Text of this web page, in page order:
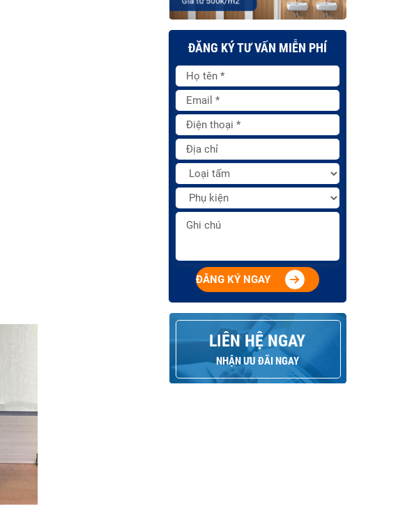
ĐĂNG KÝ TƯ VẤN MIỄN PHÍ
ĐĂNG KÝ NGAY
LIÊN HỆ NGAY
NHẬN ƯU ĐÃI NGAY